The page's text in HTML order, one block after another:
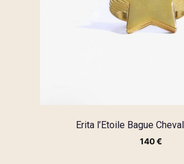
Erita l’Etoile Bague
140€